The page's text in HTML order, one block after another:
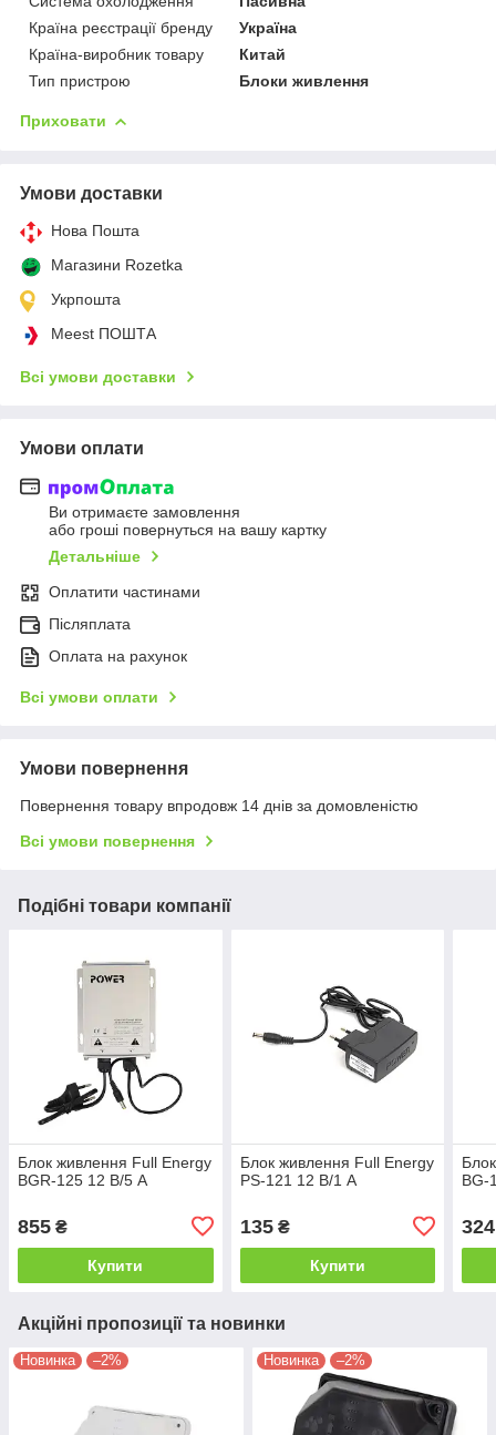
Країна реєстрації бренду
Україна
Країна-виробник товару
Китай
Тип пристрою
Блоки живлення
Приховати
Умови доставки
Нова Пошта
Магазини Rozetka
Укрпошта
Meest ПОШТА
Всі умови доставки
Умови оплати
Ви отримаєте замовлення
або гроші повернуться на вашу картку
Детальніше
Оплатити частинами
Післяплата
Оплата на рахунок
Всі умови оплати
Умови повернення
Повернення товару впродовж 14 днів за домовленістю
Всі умови повернення
Подібні товари компанії
Блок живлення Full Energy
BGR-125 12 В/5 A
855 ₴
Купити
Блок живлення Full Energy
PS-121 12 В/1 А
135₴
Купити
BG-
324
Акційні пропозиції та новинки
Новинка –2% Новинка –2%